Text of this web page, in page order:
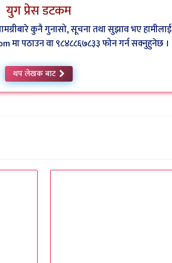
युग प्रेस डटकम
कुनै गुनासो, सूचना तथा सुझाव भए हामीलाई
मा पठाउन वा ९८४८८६७८३३ फोन गर्न सक्नुहुनेछ ।
थप लेखक बाट